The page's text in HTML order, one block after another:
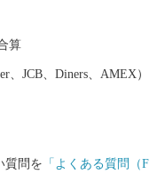
います。 京丹波町は、
京野菜の数々をはじ
まさに食材の宝庫で
つなげていきたいと考
算
JCB、Diners、AMEX）
質問を 「よくある質問（F